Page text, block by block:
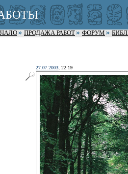
ПРОДАЖА РАБОТ ФОРУМ
27.07.2003 , 22:19